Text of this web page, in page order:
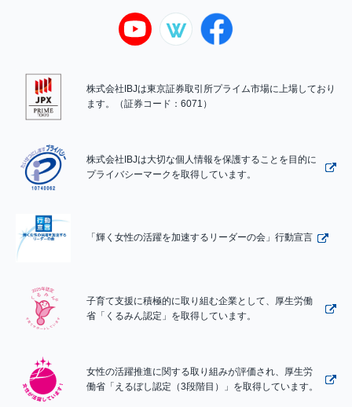
株式会社IBJは東京証券取引所プライム市場に上場しており
ます。（証券コード：6071）
株式会社IBJは大切な個人情報を保護することを目的に
プライバシーマークを取得しています。
「輝く女性の活躍を加速するリーダーの会」行動宣言
子育て支援に積極的に取り組む企業として、厚生労働
省「くるみん認定」を取得しています。
女性の活躍推進に関する取り組みが評価され、厚生労
働省「えるぼし認定（3段階目）」を取得しています。